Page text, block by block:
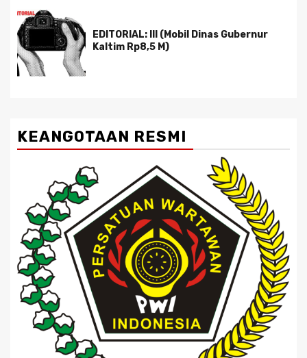
EDITORIAL: III (Mobil Dinas Gubernur
Kaltim Rp8,5 M)
KEANGOTAAN RESMI